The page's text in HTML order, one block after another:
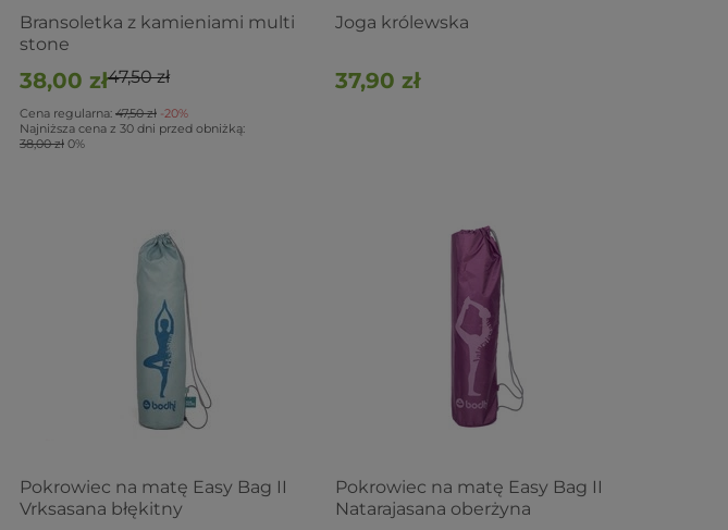
Bransoletka z kamieniami multi
stone
38,00 zł47,50 zł
Cena regularna: 47,50 zł -20%
Najniższa cena z 30 dni przed obniżką:
38,00 zł 0%
Joga królewska
37,90 zł
Pokrowiec na matę Easy Bag II
Vrksasana błękitny
Pokrowiec na matę Easy Bag II
Natarajasana oberżyna